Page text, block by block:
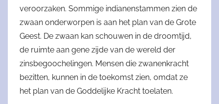
veroorzaken. Sommige indianenstammen zien de
zwaan onderworpen is aan het plan van de Grote
Geest. De zwaan kan schouwen in de droomtijd,
de ruimte aan gene zijde van de wereld der
zinsbegoochelingen. Mensen die zwanenkracht
bezitten, kunnen in de toekomst zien, omdat ze
het plan van de Goddelijke Kracht toelaten.